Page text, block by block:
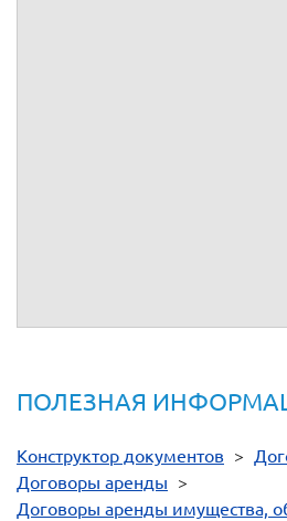
ПОЛЕЗНАЯ
Конструктор документов >
Договоры аренды >
Договоры аренды имущества,